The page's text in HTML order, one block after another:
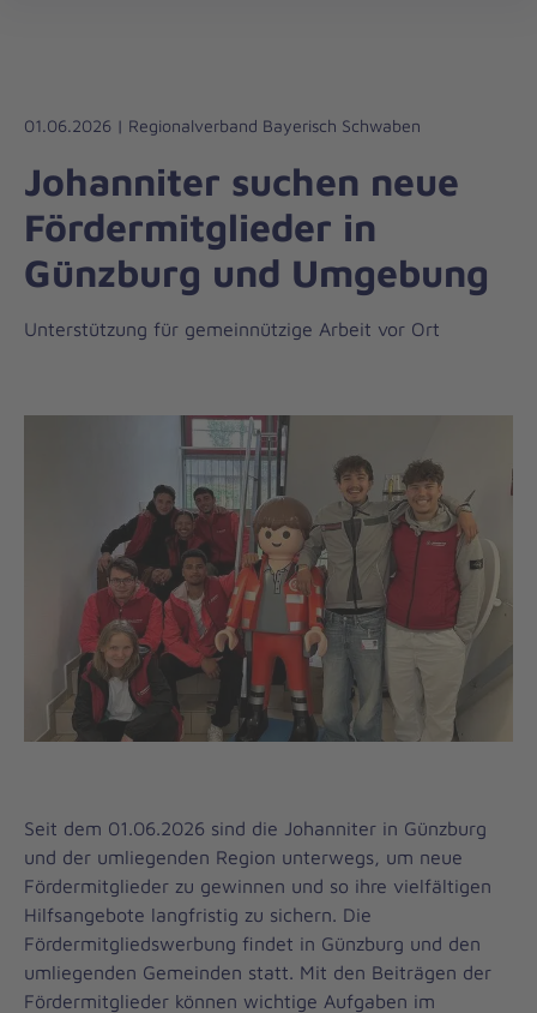
01.06.2026 | Regionalverband Bayerisch Schwaben
Johanniter suchen neue
Fördermitglieder in
Günzburg und Umgebung
Unterstützung für gemeinnützige Arbeit vor Ort
Seit dem 01.06.2026 sind die Johanniter in Günzburg
und der umliegenden Region unterwegs, um neue
Fördermitglieder zu gewinnen und so ihre vielfältigen
Hilfsangebote langfristig zu sichern. Die
Fördermitgliedswerbung findet in Günzburg und den
umliegenden Gemeinden statt. Mit den Beiträgen der
Fördermitglieder können wichtige Aufgaben im